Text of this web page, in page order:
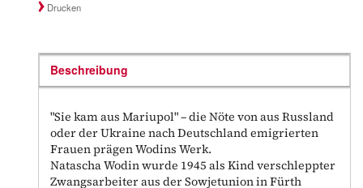
Drucken
Beschreibung
"Sie kam aus Mariupol" – die Nöte von aus Russland
oder der Ukraine nach Deutschland emigrierten
Frauen prägen Wodins Werk.
Natascha Wodin wurde 1945 als Kind verschleppter
Zwangsarbeiter aus der Sowjetunion in Fürth